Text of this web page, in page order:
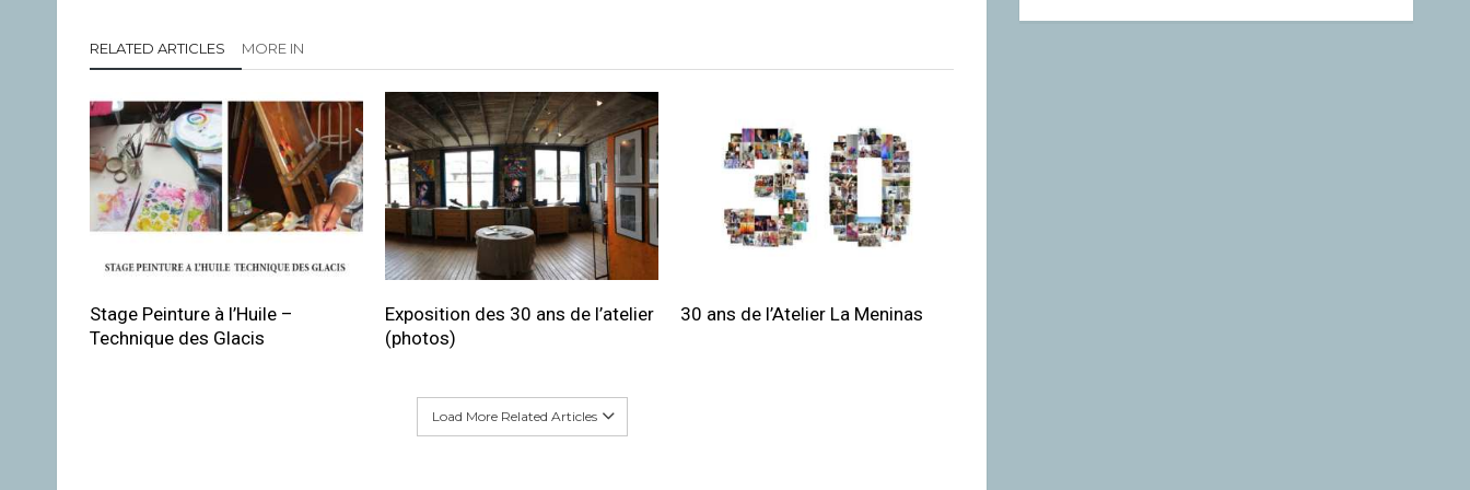
RELATED ARTICLES MORE IN
Stage Peinture à l’Huile –
Technique des Glacis
Exposition des 30 ans de l’atelier
(photos)
30 ans de l’Atelier La Meninas
Load More Related Articles